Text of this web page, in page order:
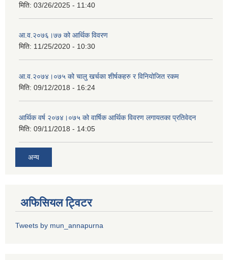
मिति: 03/26/2025 - 11:40
आ.व.२०७६।७७ को आर्थिक विवरण
मिति: 11/25/2020 - 10:30
आ.व.२०७४।०७५ को चालु खर्चका शीर्षकहरु र विनियोजित रकम
मिति: 09/12/2018 - 16:24
आर्थिक वर्ष २०७४।०७५ को वार्षिक आर्थिक विवरण लगायतका प्रतिवेदन
मिति: 09/11/2018 - 14:05
अन्य
अफिसियल ट्विटर
Tweets by mun_annapurna